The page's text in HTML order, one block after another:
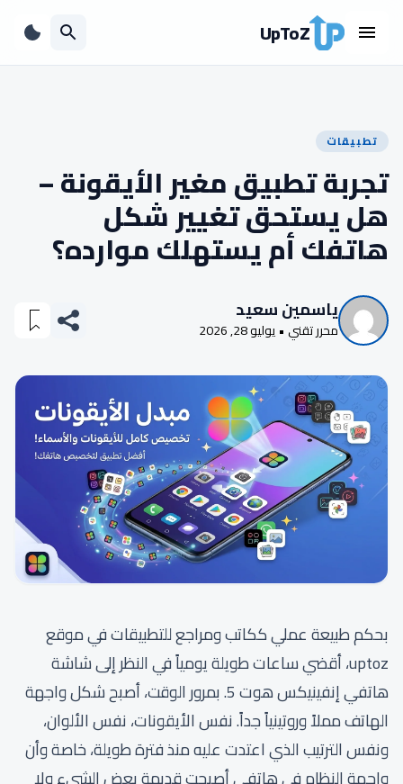
UpToZ
تطبيقات
تجربة تطبيق مغير الأيقونة –
هل يستحق تغيير شكل
هاتفك أم يستهلك موارده؟
ياسمين سعيد
محرر تقني • يوليو 28, 2026
بحكم طبيعة عملي ككاتب ومراجع للتطبيقات في موقع
uptoz، أقضي ساعات طويلة يومياً في النظر إلى شاشة
هاتفي إنفينيكس هوت 5. بمرور الوقت، أصبح شكل واجهة
الهاتف مملاً وروتينياً جداً. نفس الأيقونات، نفس الألوان،
ونفس الترتيب الذي اعتدت عليه منذ فترة طويلة، خاصة وأن